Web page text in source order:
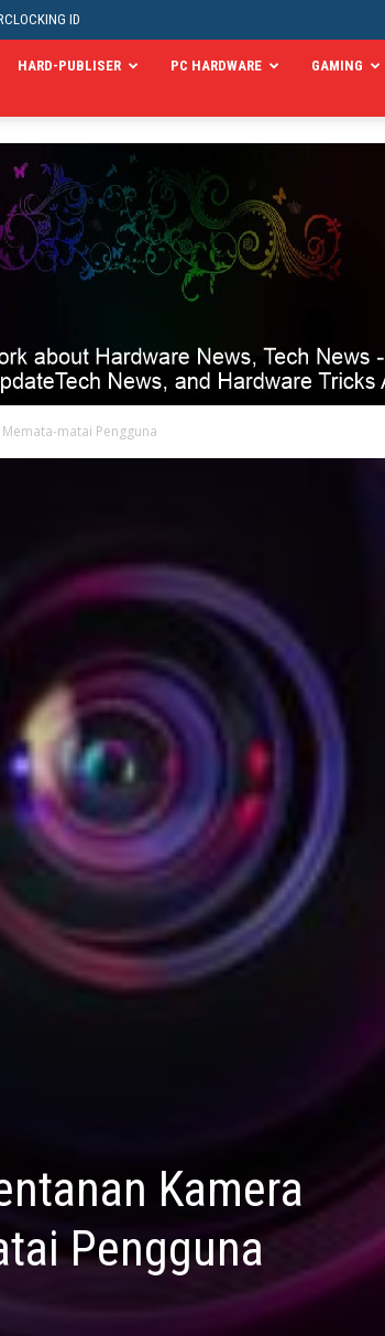
ID
HARD-PUBLISER PC HARDWARE GAMING
matai Pengguna
Kamera
Pengguna